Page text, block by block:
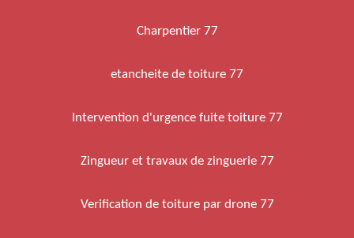
Charpentier 77
etancheite de toiture 77
Intervention d'urgence fuite toiture 77
Zingueur et travaux de zinguerie 77
Verification de toiture par drone 77